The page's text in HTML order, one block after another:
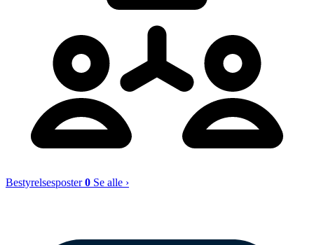
Bestyrelsesposter0 Se alle ›